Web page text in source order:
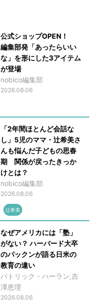
公式ショップOPEN！
編集部発「あったらいい
な」を形にした3アイテム
が登場
nobico編集部
2026.08.06
「2年間ほとんど会話な
し」5児のママ・辻希美さ
んも悩んだ子どもの思春
期 関係が戻ったきっか
けとは？
nobico編集部
2026.08.06
辻希美
なぜアメリカには「塾」
がない？ ハーバード大卒
のパックンが語る日米の
教育の違い
パトリック・ハーラン,吉
澤恵理
2026.08.06